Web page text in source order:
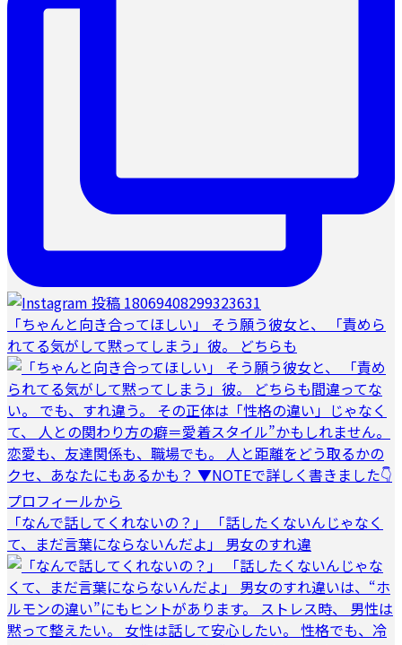
「ちゃんと向き合ってほしい」 そう願う彼女と、 「責めら
れてる気がして黙ってしまう」彼。 どちらも
「なんで話してくれないの？」 「話したくないんじゃなく
て、まだ言葉にならないんだよ」 男女のすれ違